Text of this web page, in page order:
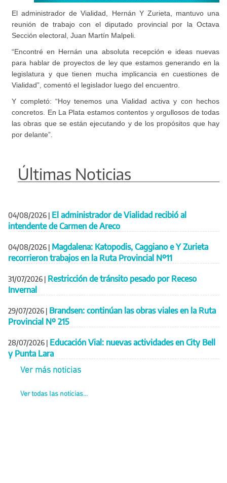
El administrador de Vialidad, Hernán Y Zurieta, mantuvo una
reunión de trabajo con el diputado provincial por la Octava
Sección electoral, Juan Martín Malpeli.
“Encontré en Hernán una absoluta recepción e ideas nuevas
para hablar de proyectos de ley que estamos generando en la
legislatura y que tienen mucha implicancia en cuestiones de
Vialidad”, comentó el legislador luego del encuentro.
Y completó: “Hoy tenemos una Vialidad activa y con hechos
concretos. En La Plata estamos contentos y orgullosos de todas
las obras que se están ejecutando y de los propósitos que hay
por delante”.
Últimas Noticias
04/08/2026 | El administrador de Vialidad recibió al
intendente de Carmen de Areco
04/08/2026 | Magdalena: Katopodis, Caggiano e Y Zurieta
recorrieron trabajos en la Ruta Provincial Nº11
31/07/2026 | Restricción de tránsito pesado por Receso
Invernal
29/07/2026 | Brandsen: continúan las obras viales en la Ruta
Provincial Nº 215
28/07/2026 | Educación Vial: nuevas actividades en City Bell
y Punta Lara
Ver más noticias
Ver todas las noticias...